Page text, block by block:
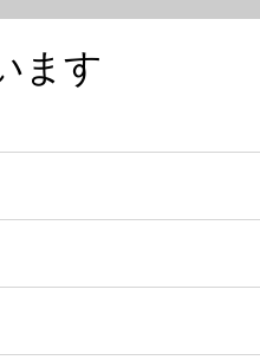
日本におけるド
ます